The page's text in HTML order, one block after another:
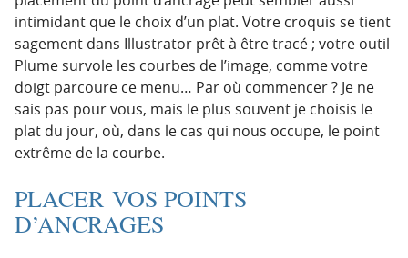
intimidant que le choix d’un plat. Votre croquis se tient
sagement dans Illustrator prêt à être tracé ; votre outil
Plume survole les courbes de l’image, comme votre
doigt parcoure ce menu… Par où commencer ? Je ne
sais pas pour vous, mais le plus souvent je choisis le
plat du jour, où, dans le cas qui nous occupe, le point
extrême de la courbe.
PLACER VOS POINTS
D’ANCRAGES